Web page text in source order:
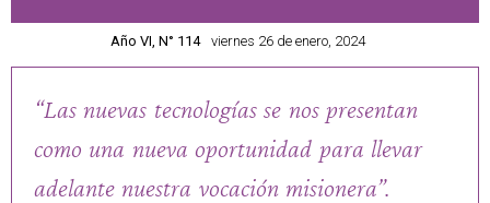
Año VI, N° 114 viernes 26 de enero, 2024
“Las nuevas tecnologías se nos presentan
como una nueva oportunidad para llevar
adelante nuestra vocación misionera”.